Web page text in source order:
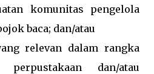
komunitas pengelola
baca; dan/atau
relevan dalam rangka
perpustakaan dan/atau